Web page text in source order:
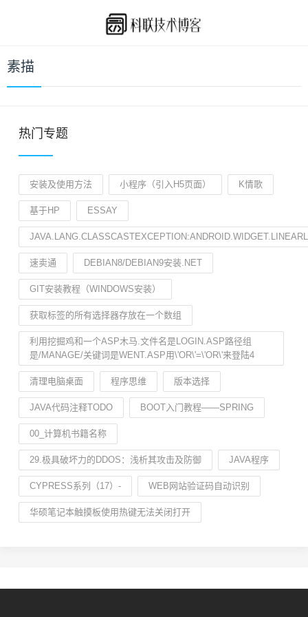
素描
热门专题
安装及使用方法 小程序（引入H5页面） K情歌
基于HP ESSAY
速卖通 DEBIAN8/DEBIAN9安装.NET
GIT安装教程（WINDOWS安装）
获取标签的所有选择器存放在一个数组
利用挖掘鸡和一个ASP木马.文件名是LOGIN.ASP路径组
是/MANAGE/关键词是WENT.ASP用\'OR\'=\'OR\'来登陆4
清理电脑桌面 程序思维 版本选择
JAVA代码注释TODO BOOT入门教程——SPRING
00_计算机书籍名称
29.极具破坏力的DDOS：浅析其攻击及防御 JAVA程序
CYPRESS系列（17）- WEB网站验证码自动识别
华硕笔记本触摸板使用热键无法关闭打开